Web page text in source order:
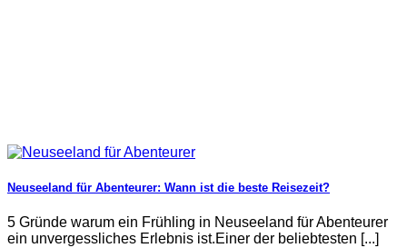
Neuseeland für Abenteurer: Wann ist die beste Reisezeit?
5 Gründe warum ein Frühling in Neuseeland für Abenteurer
ein unvergessliches Erlebnis ist.Einer der beliebtesten [...]